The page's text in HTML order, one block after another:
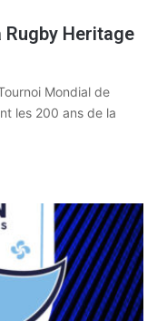
Rugby Heritage
Mondial de
les 200 ans de la